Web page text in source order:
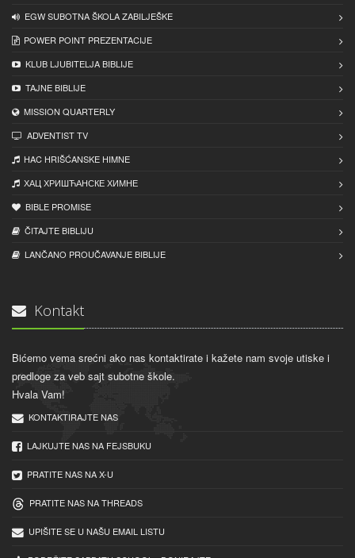
EGW SUBOTNA ŠKOLA ZABILJEŠKE
POWER POINT PREZENTACIJE
KLUB LJUBITELJA BIBLIJE
TAJNE BIBLIJE
MISSION QUARTERLY
ADVENTIST TV
HAC HRIŠĆANSKE HIMNE
ХАЦ ХРИШЋАНСКЕ ХИМНЕ
BIBLE PROMISE
ČITAJTE BIBLIJU
LANČANO PROUČAVANJE BIBLIJE
Kontakt
Bićemo vema srećni ako nas kontaktirate i kažete nam svoje utiske i
predloge za veb sajt subotne škole.
Hvala Vam!
KONTAKTIRAJTE NAS
LAJKUJTE NAS NA FEJSBUKU
PRATITE NAS NA X-U
PRATITE NAS NA THREADS
UPIŠITE SE U NAŠU EMAIL LISTU